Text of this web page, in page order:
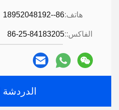
هاتف:86--18952048192
الفاكس::86-25-84183205
الدردشة